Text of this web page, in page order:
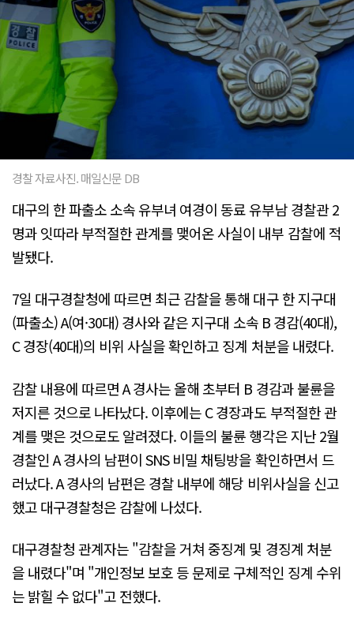
경찰 자료사진. 매일신문 DB
대구의 한 파출소 소속 유부녀 여경이 동료 유부남 경찰관 2
명과 잇따라 부적절한 관계를 맺어온 사실이 내부 감찰에 적
발됐다.
7일 대구경찰청에 따르면 최근 감찰을 통해 대구 한 지구대
(파출소) A(여·30대) 경사와 같은 지구대 소속 B 경감(40대),
C 경장(40대)의 비위 사실을 확인하고 징계 처분을 내렸다.
감찰 내용에 따르면 A 경사는 올해 초부터 B 경감과 불륜을
저지른 것으로 나타났다. 이후에는 C 경장과도 부적절한 관
계를 맺은 것으로도 알려졌다. 이들의 불륜 행각은 지난 2월
경찰인 A 경사의 남편이 SNS 비밀 채팅방을 확인하면서 드
러났다. A 경사의 남편은 경찰 내부에 해당 비위사실을 신고
했고 대구경찰청은 감찰에 나섰다.
대구경찰청 관계자는 "감찰을 거쳐 중징계 및 경징계 처분
을 내렸다"며 "개인정보 보호 등 문제로 구체적인 징계 수위
는 밝힐 수 없다"고 전했다.